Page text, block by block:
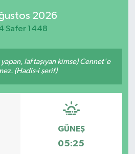
2026
Safer 1448
laf taşıyan kimse) Cennet'e
(Hadis-i şerif)
GÜNEŞ
05:25